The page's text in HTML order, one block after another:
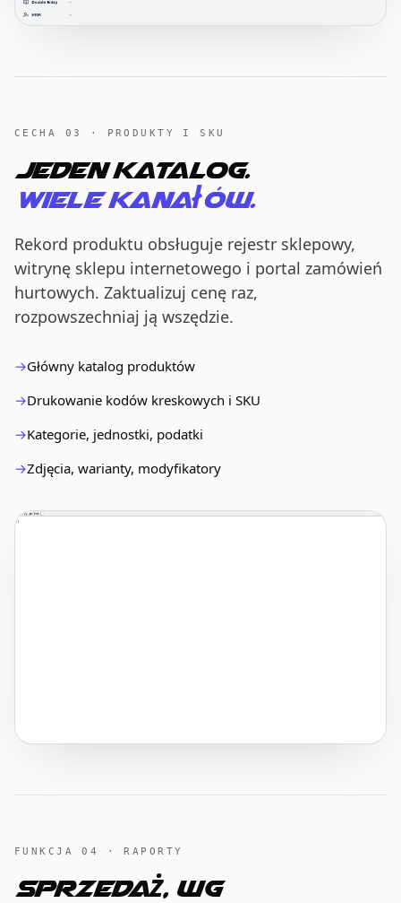
CECHA 03 · PRODUKTY I SKU
Jeden katalog.
Wiele kanałów.
Rekord produktu obsługuje rejestr sklepowy,
witrynę sklepu internetowego i portal zamówień
hurtowych. Zaktualizuj cenę raz,
rozpowszechniaj ją wszędzie.
Główny katalog produktów
Drukowanie kodów kreskowych i SKU
Kategorie, jednostki, podatki
Zdjęcia, warianty, modyfikatory
FUNKCJA 04 · RAPORTY
Sprzedaż, wg